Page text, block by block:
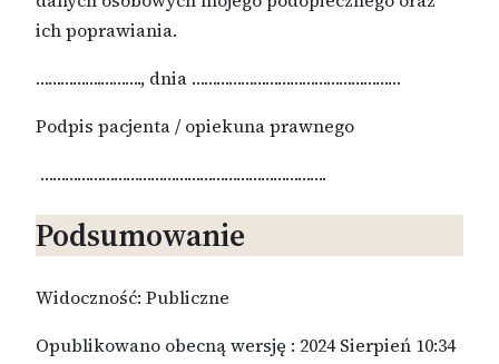
ich poprawiania.
…………….………., dnia ……………………………………………
Podpis pacjenta / opiekuna prawnego
…………………………………………………………….
Podsumowanie
Widoczność: Publiczne
Opublikowano obecną wersję : 2024 Sierpień 10:34